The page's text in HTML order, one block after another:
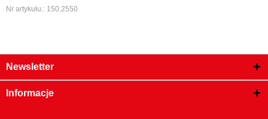
Nr artykułu.: 150.2550
Newsletter
Informacje